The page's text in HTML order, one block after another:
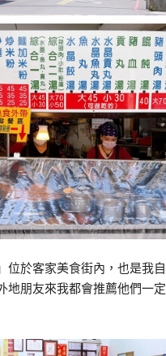
位於客家美食街內，也是我
地朋友來我都會推薦他們一